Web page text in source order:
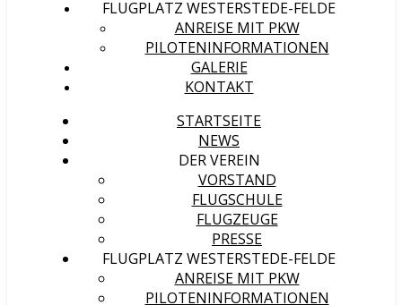
FLUGPLATZ WESTERSTEDE-FELDE
ANREISE MIT PKW
PILOTENINFORMATIONEN
GALERIE
KONTAKT
STARTSEITE
NEWS
DER VEREIN
VORSTAND
FLUGSCHULE
FLUGZEUGE
PRESSE
FLUGPLATZ WESTERSTEDE-FELDE
ANREISE MIT PKW
PILOTENINFORMATIONEN